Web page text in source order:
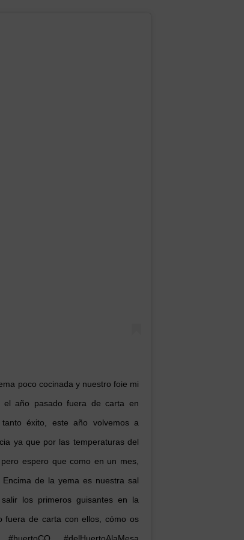
poco cocinada y nuestro foie mi
el año pasado fuera de carta en
éxito, este año volvemos a
ya que por las temperaturas del
espero que como en un mes,
de la yema es nuestra sal
los primeros guisantes en la
fuera de carta con ellos, cómo os